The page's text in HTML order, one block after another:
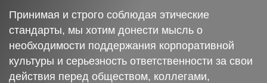
Принимая и строго соблюдая этические
стандарты, мы хотим донести мысль о
необходимости поддержания корпоративной
культуры и серьезность ответственности за свои
действия перед обществом, коллегами,